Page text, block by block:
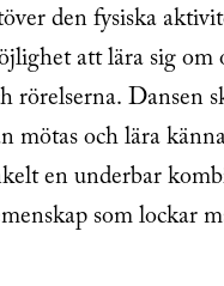
den fysiska
att lära sig
rörelserna. Dansen
mötas och lära
en underbar
som lockar